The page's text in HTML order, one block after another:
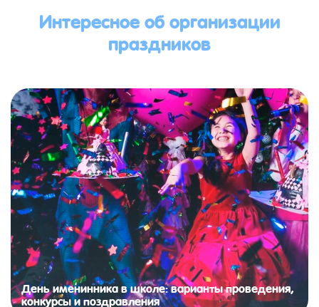
Интересное об организации
праздников
День именинника в школе: варианты проведения,
конкурсы и поздравления